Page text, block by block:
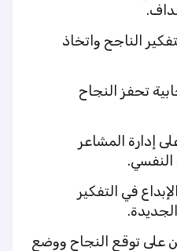
الناجح واتخاذ
تحفز النجاح
إدارة المشاعر
النفسي.
في التفكير
على توقع النجاح ووضع